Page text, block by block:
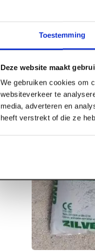
Toestemming
Deze website maakt
We gebruiken cookies om
websiteverkeer te
media, adverteren en
heeft verstrekt of die ze
Log in voor prijzen